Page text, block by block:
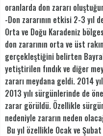
oranlarda don zararı
-Don zararının etkisi 2-3 yıl
Orta ve Doğu Karadeniz
don zararının orta ve üst
gerçekleştiğini belirten
yetiştirilen fındık ve diğer
zararı meydana geldi. 2014
2013 yılı sürgünlerinde de
zarar görüldü. Özellikle
nedeniyle zararın neden
Bu yıl özellikle Ocak ve